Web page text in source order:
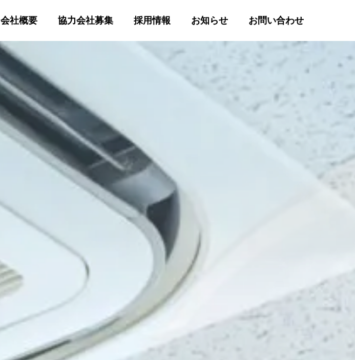
会社概要 協力会社募集 採用情報 お知らせ お問い合わせ
設備設計
エネルギー効率と適切な環境を提供
基本設計
実施設計・監理 導入のメリット